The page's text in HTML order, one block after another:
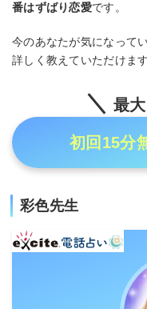
番はずばり恋愛です。
今のあなたが気になって
詳しく教えていただけます
最
初回15分
彩色先生